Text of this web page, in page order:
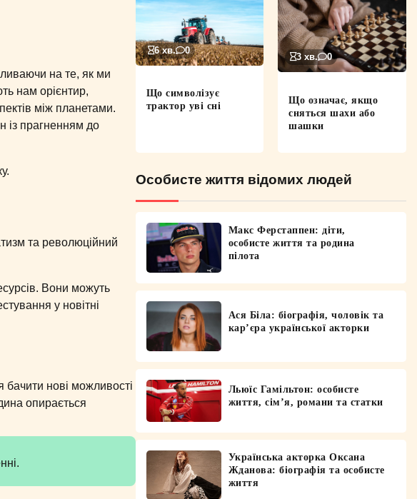
на те, як ми
нам орієнтир,
між планетами.
із прагненням до
та революційний
Вони можуть
у новітні
бачити нові можливості
опирається
6 хв. 0
Що символізує
трактор уві сні
3 хв. 0
Що означає, якщо
сняться шахи або
шашки
Особисте життя відомих людей
Макс Ферстаппен: діти,
особисте життя та родина
пілота
Ася Біла: біографія, чоловік та
кар’єра української акторки
Льюїс Гамільтон: особисте
життя, сім’я, романи та статки
Українська акторка Оксана
Жданова: біографія та особисте
життя